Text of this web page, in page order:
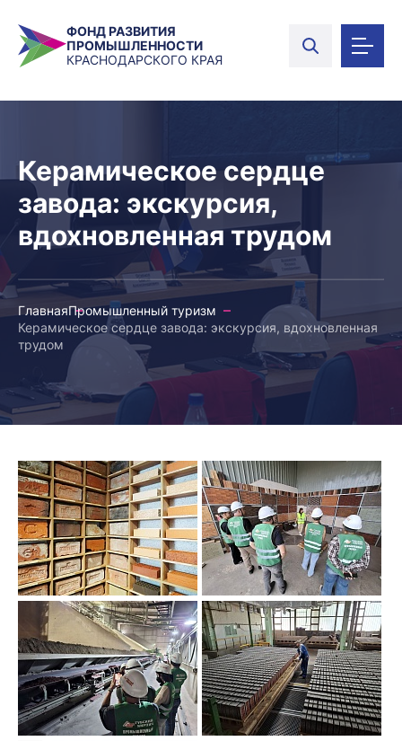
ФОНД РАЗВИТИЯ
ПРОМЫШЛЕННОСТИ
КРАСНОДАРСКОГО КРАЯ
Керамическое сердце
завода: экскурсия,
вдохновленная трудом
ГлавнаяПромышленный туризм
Керамическое сердце завода: экскурсия, вдохновленная
трудом